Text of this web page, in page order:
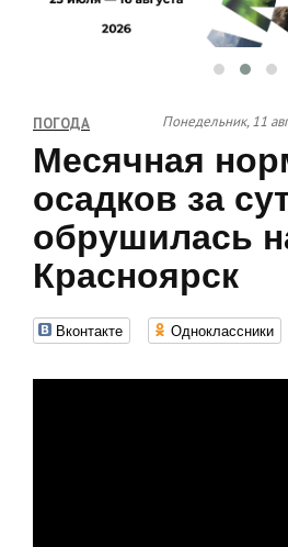
ПОГОДА Понедельник, 11
Месячная
осадков за
обрушилась
Красноярск
Вконтакте Одноклассники